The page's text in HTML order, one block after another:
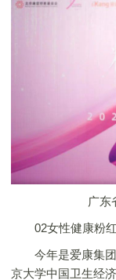
广东省
02女性健康粉红
今年是爱康集团
京大学中国卫生经